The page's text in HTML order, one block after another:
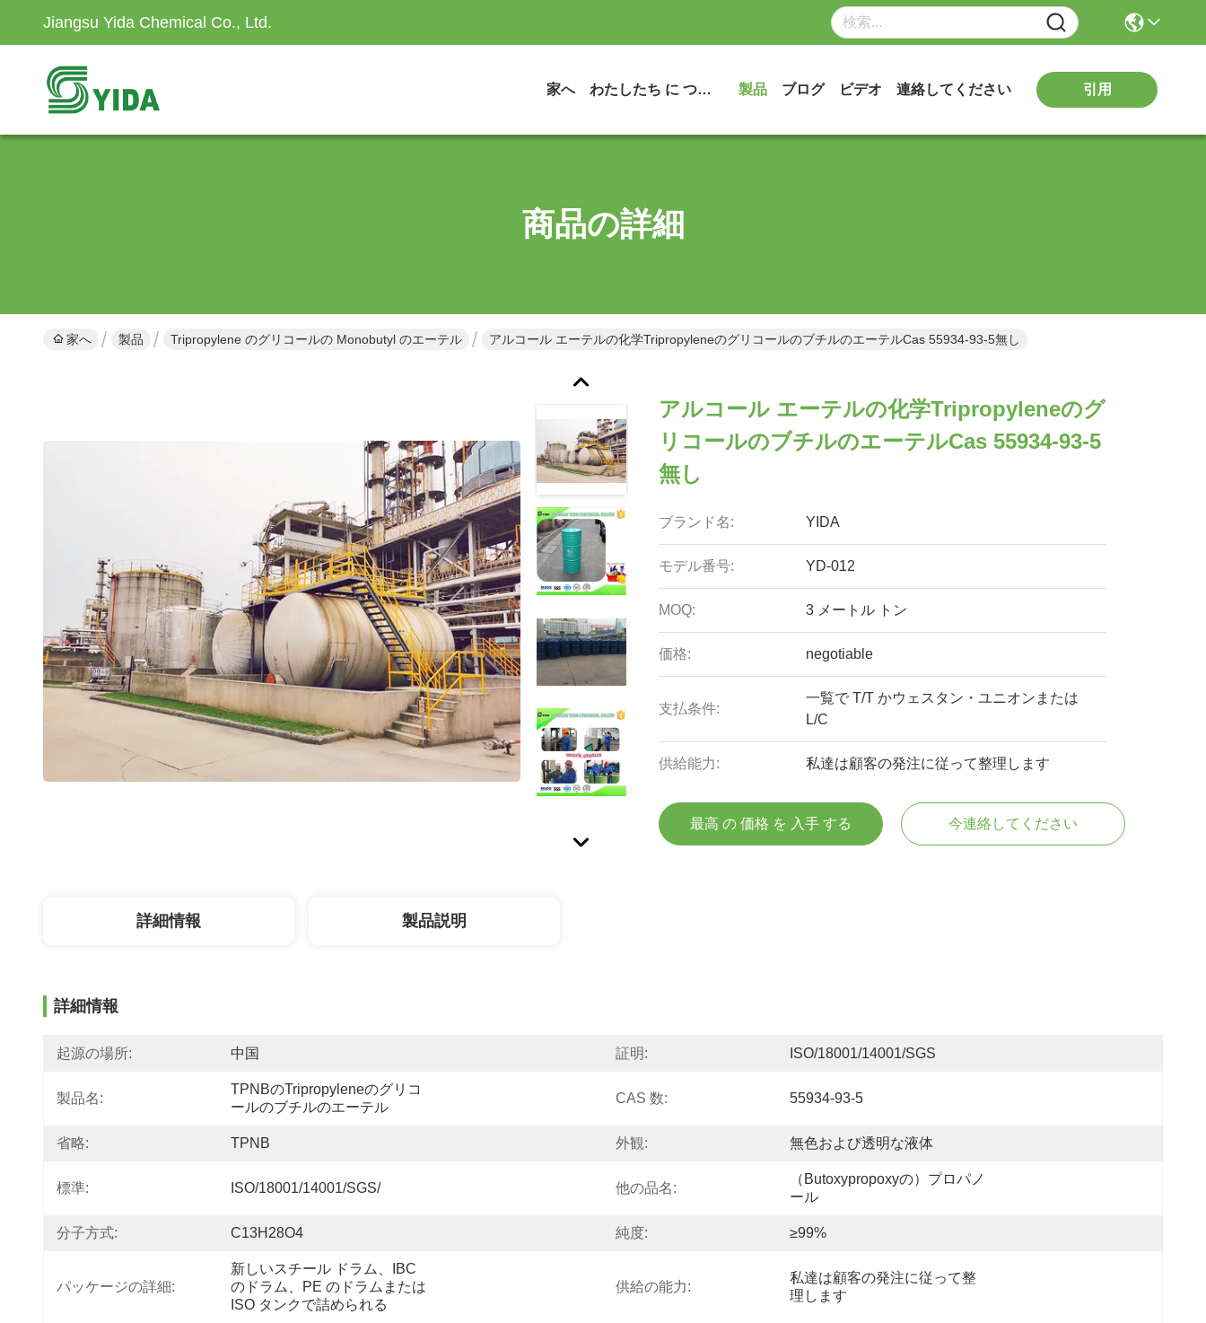
Jiangsu Yida Chemical Co., Ltd.
家へ わたしたち に つい て 製品 ブログ ビデオ 連絡してください 引用
商品の詳細
家へ 製品 Tripropylene のグリコールの Monobutyl のエーテル アルコール エーテルの化学TripropyleneのグリコールのブチルのエーテルCas 55934-93-5無し
アルコール エーテルの化学Tripropyleneのグ
リコールのブチルのエーテルCas 55934-93-5
無し
ブランド名: YIDA
モデル番号: YD-012
MOQ: 3 メートル トン
価格: negotiable
支払条件:
一覧で T/T かウェスタン・ユニオンまたは
L/C
供給能力: 私達は顧客の発注に従って整理します
最高 の 価格 を 入手 する 今連絡してください
詳細情報 製品説明
詳細情報
起源の場所: 中国 証明: ISO/18001/14001/SGS
製品名:
TPNBのtripropyleneのグリコ
ールのブチルのエーテル
CAS 数: 55934-93-5
省略: TPNB 外観: 無色および透明な液体
標準: ISO/18001/14001/SGS/ 他の品名:
（Butoxypropoxyの）プロパノ
ール
分子方式: C13H28O4 純度: ≥99%
パッケージの詳細:
新しいスチール ドラム、IBC
のドラム、PE のドラムまたは
ISO タンクで詰められる
供給の能力:
私達は顧客の発注に従って整
理します